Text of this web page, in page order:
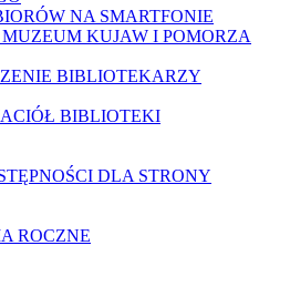
NA SMARTFONIE
KUJAW I POMORZA
BIBLIOTEKARZY
BIBLIOTEKI
DLA STRONY
ROCZNE